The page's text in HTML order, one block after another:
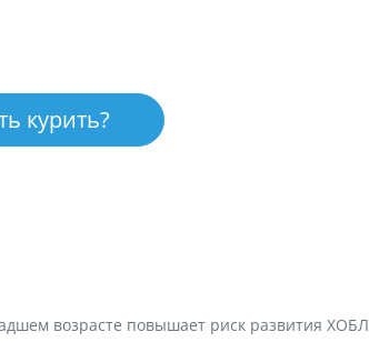
курить?
возрасте повышает риск развития ХОБЛ